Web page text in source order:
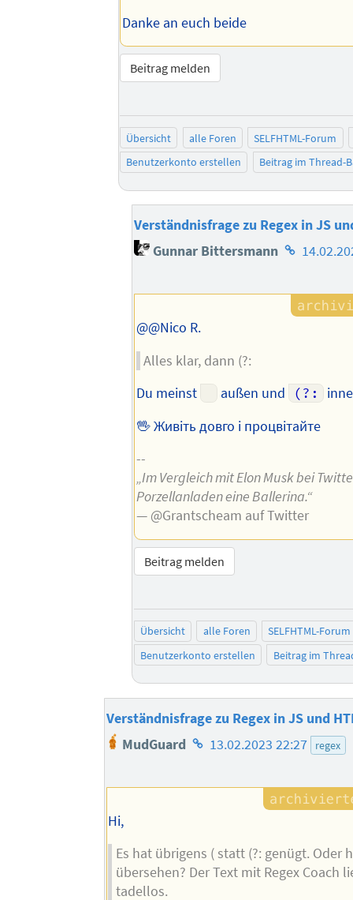
Danke an euch beide
Beitrag melden
Übersicht alle Foren
SELFHTML-Forum
Benutzerkonto erstellen
Beitrag im Thread-
Verständnisfrage zu Regex in JS
Gunnar Bittersmann Homepage
Autors
@@Nico R.
Alles klar, dann (?:
Du meinst
außen und (?:
🖖 Живіть довго і процвітайте
--
„Im Vergleich mit Elon Musk bei
Porzellanladen eine Ballerina.“
— @Grantscheam auf Twitter
Beitrag melden
Übersicht alle Foren
SELFHTML-Forum
Benutzerkonto erstellen
Beitrag im
Verständnisfrage zu Regex in JS und
MudGuard Homepage
Autors
13.02.2023 22:27 regex
Hi,
Es hat übrigens ( statt (?: genügt. Oder
übersehen? Der Text mit Regex Coach
tadellos.